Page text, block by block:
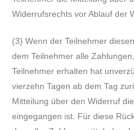
Widerrufsrechts vor Ablauf der
(3) Wenn der Teilnehmer
dem Teilnehmer alle
Teilnehmer erhalten hat
vierzehn Tagen ab dem Tag
Mitteilung über den Widerruf
eingegangen ist. Für diese